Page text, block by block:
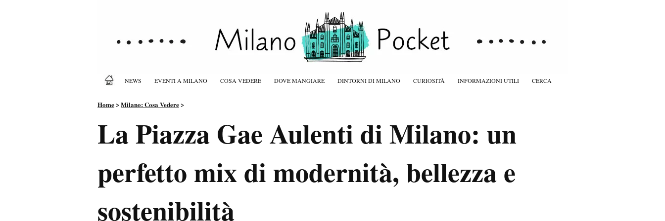
NEWS EVENTI A MILANO COSA VEDERE DOVE MANGIARE DINTORNI DI MILANO CURIOSITÀ INFORMAZIONI UTILI CERCA
Home>Milano: Cosa Vedere>
La Piazza Gae Aulenti di Milano: un
perfetto mix di modernità, bellezza e
sostenibilità